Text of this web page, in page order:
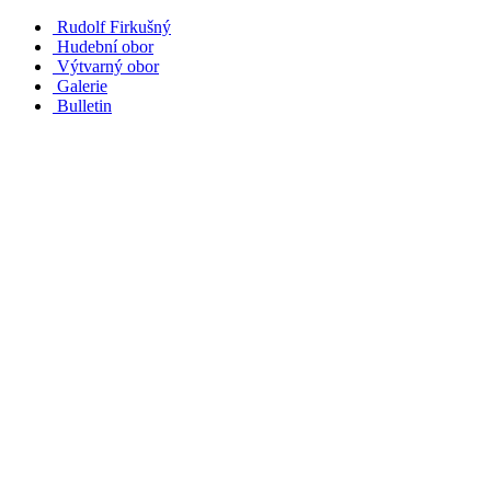
Rudolf Firkušný
Hudební obor
Výtvarný obor
Galerie
Bulletin